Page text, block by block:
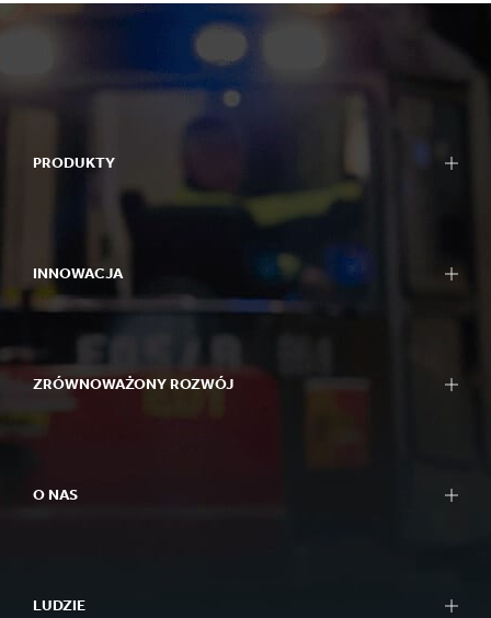
PRODUKTY
Displays
Maszyny pakujące
Tektura falista i lita
INNOWACJA
Innowacyjne podejście
Obszary badań i rozwoju
Historie sukcesu
ZRÓWNOWAŻONY ROZWÓJ
Better Planet Packaging
O NAS
LUDZIE